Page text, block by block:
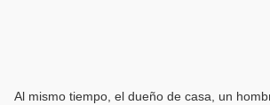
Al mismo tiempo, el dueño de casa, un